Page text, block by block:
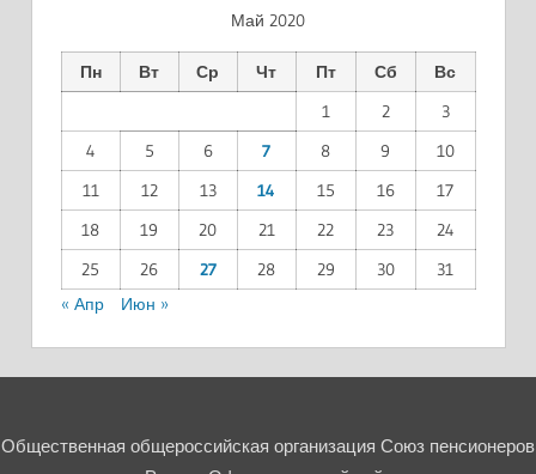
Май 2020
Пн Вт Ср Чт Пт Сб
Вс
1
2
3
4
5 6 7 8 9
10
11
12 13 14 15 16
17
18
19 20 21 22 23
24
25
26 27 28 29 30
31
« Апр
Июн »
Общественная общероссийская организация Союз пенсионеров